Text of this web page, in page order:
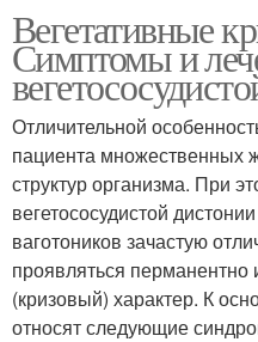
Вегетативные
Симптомы и
Отличительной
пациента множественных
структур организма. При
вегетососудистой
ваготоников зачастую
проявляться
(кризовый) характер. К
относят следующие